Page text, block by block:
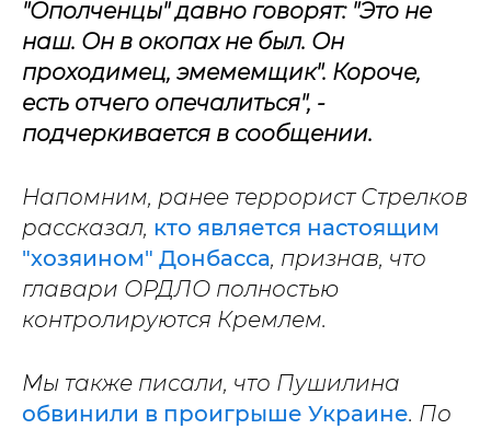
"Ополченцы" давно говорят: "Это не
наш. Он в окопах не был. Он
проходимец, эмемемщик". Короче,
есть отчего опечалиться", -
подчеркивается в сообщении.
Напомним, ранее террорист Стрелков
рассказал, кто является настоящим
"хозяином" Донбасса, признав, что
главари ОРДЛО полностью
контролируются Кремлем.
Мы также писали, что Пушилина
обвинили в проигрыше Украине. По